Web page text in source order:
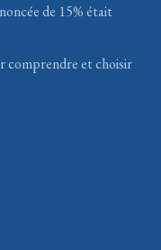
de 15% était
comprendre et choisir